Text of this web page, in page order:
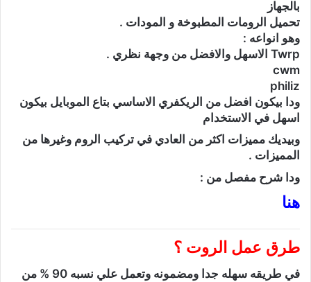
بالجهاز
تحميل الرومات المطبوخة و المودات .
وهو انواعه :
Twrp الاسهل والافضل من وجهة نظري .
cwm
philiz
ودا بيكون افضل من الريكفري الاساسي بتاع الموبايل بيكون
اسهل في الاستخدام
وبيديك مميزات اكثر من العادي في تركيب الروم وغيرها من
المميزات .
ودا شرح مفصل من :
هنا
طرق عمل الروت ؟
في طريقه سهله جدا ومضمونه وتعمل علي نسبه 90 % من